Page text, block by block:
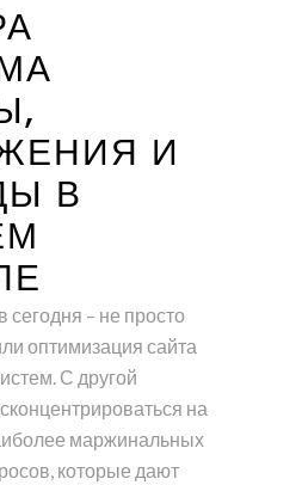
И
В
сегодня – не просто
оптимизация сайта
С другой
на
маржинальных
которые дают